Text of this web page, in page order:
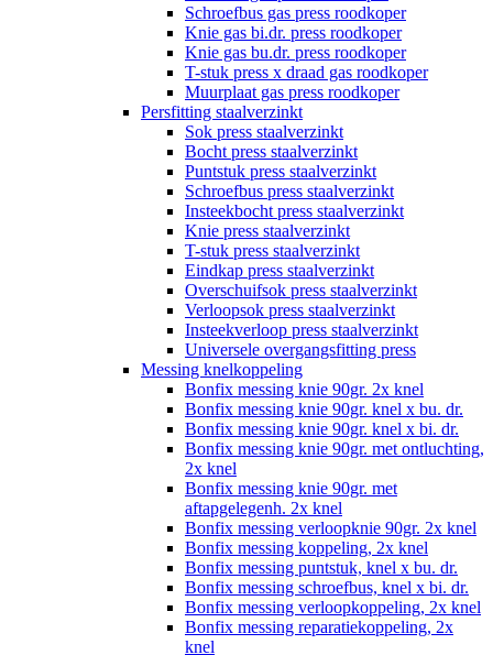
Schroefbus gas press roodkoper
Knie gas bi.dr. press roodkoper
Knie gas bu.dr. press roodkoper
T-stuk press x draad gas roodkoper
Muurplaat gas press roodkoper
Persfitting staalverzinkt
Sok press staalverzinkt
Bocht press staalverzinkt
Puntstuk press staalverzinkt
Schroefbus press staalverzinkt
Insteekbocht press staalverzinkt
Knie press staalverzinkt
T-stuk press staalverzinkt
Eindkap press staalverzinkt
Overschuifsok press staalverzinkt
Verloopsok press staalverzinkt
Insteekverloop press staalverzinkt
Universele overgangsfitting press
Messing knelkoppeling
Bonfix messing knie 90gr. 2x knel
Bonfix messing knie 90gr. knel x bu. dr.
Bonfix messing knie 90gr. knel x bi. dr.
Bonfix messing knie 90gr. met ontluchting,
2x knel
Bonfix messing knie 90gr. met
aftapgelegenh. 2x knel
Bonfix messing verloopknie 90gr. 2x knel
Bonfix messing koppeling, 2x knel
Bonfix messing puntstuk, knel x bu. dr.
Bonfix messing schroefbus, knel x bi. dr.
Bonfix messing verloopkoppeling, 2x knel
Bonfix messing reparatiekoppeling, 2x
knel